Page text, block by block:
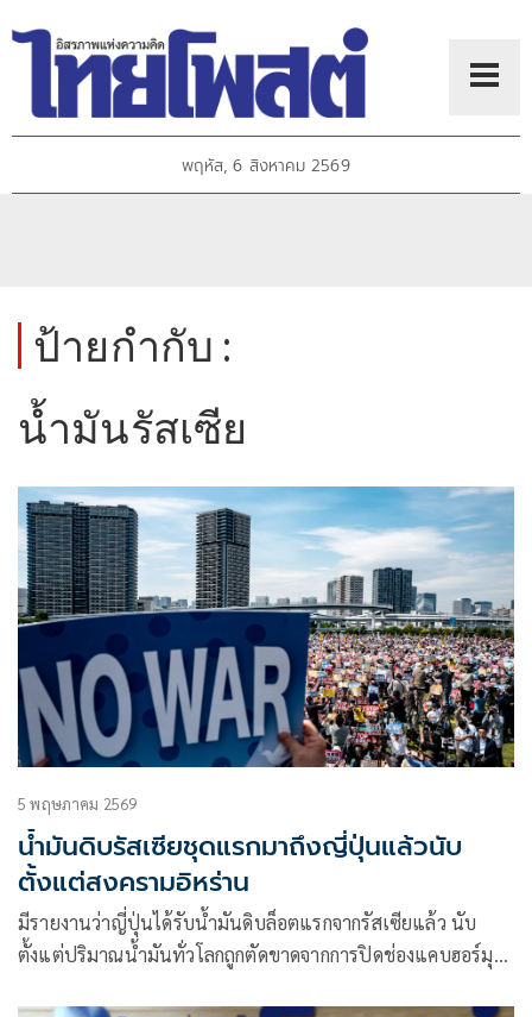
พฤหัส, 6 สิงหาคม 2569
ป้ายกำกับ :
น้ำมันรัสเซีย
5 พฤษภาคม 2569
น้ำมันดิบรัสเซียชุดแรกมาถึงญี่ปุ่นแล้วนับ
ตั้งแต่สงครามอิหร่าน
มีรายงานว่าญี่ปุ่นได้รับน้ำมันดิบล็อตแรกจากรัสเซียแล้ว นับ
ตั้งแต่ปริมาณน้ำมันทั่วโลกถูกตัดขาดจากการปิดช่องแคบฮอร์มุซ